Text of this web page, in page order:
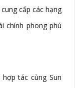
cấp các hạng
chính phong phú
tác cùng Sun